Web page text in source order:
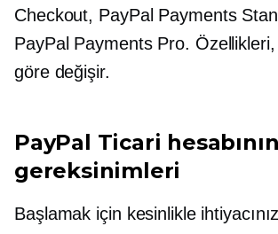
Checkout, PayPal Payments
PayPal Payments Pro.
göre değişir.
PayPal Ticari
gereksinimleri
Başlamak için kesinlikle